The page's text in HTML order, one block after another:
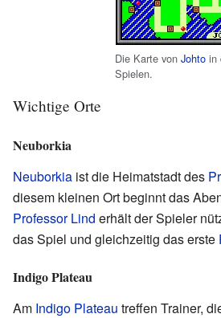
Die Karte von Johto in
Spielen.
Wichtige Orte
Neuborkia
Neuborkia ist die Heimatstadt des
diesem kleinen Ort beginnt das
Professor Lind erhält der Spieler
das Spiel und gleichzeitig das erste
Indigo Plateau
Am Indigo Plateau treffen Trainer,